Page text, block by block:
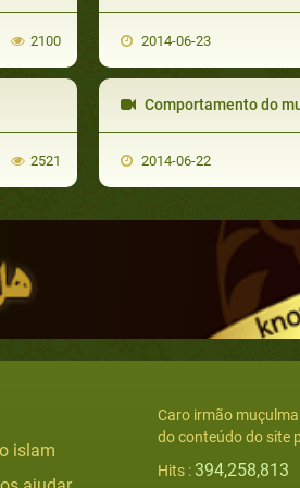
2100 2014-06-23
2521
Comportamento do
2014-06-22
islam
Caro irmão
do conteúdo do site
Hits : 394,258,813